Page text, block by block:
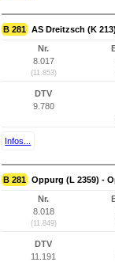
B 281 AS Dreitzsch (K
Nr.
8.017
(11.853)
DTV
9.780
Infos...
B 281 Oppurg (L 2359) -
Nr.
8.018
(11.849)
DTV
11.191